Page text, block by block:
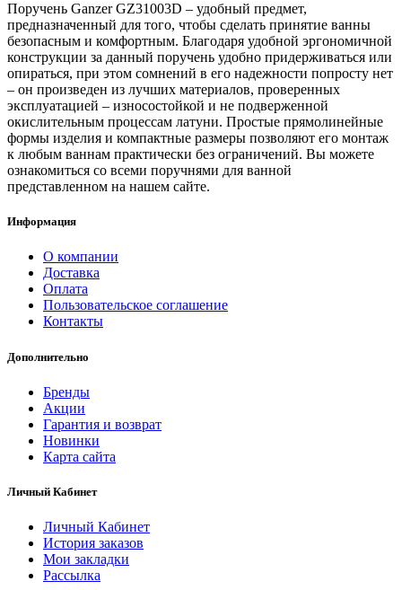
Поручень Ganzer GZ31003D – удобный предмет,
предназначенный для того, чтобы сделать принятие ванны
безопасным и комфортным. Благодаря удобной эргономичной
конструкции за данный поручень удобно придерживаться или
опираться, при этом сомнений в его надежности попросту нет
– он произведен из лучших материалов, проверенных
эксплуатацией – износостойкой и не подверженной
окислительным процессам латуни. Простые прямолинейные
формы изделия и компактные размеры позволяют его монтаж
к любым ваннам практически без ограничений. Вы можете
ознакомиться со всеми поручнями для ванной
представленном на нашем сайте.
Информация
О компании
Доставка
Оплата
Пользовательское соглашение
Контакты
Дополнительно
Бренды
Акции
Гарантия и возврат
Новинки
Карта сайта
Личный Кабинет
Личный Кабинет
История заказов
Мои закладки
Рассылка